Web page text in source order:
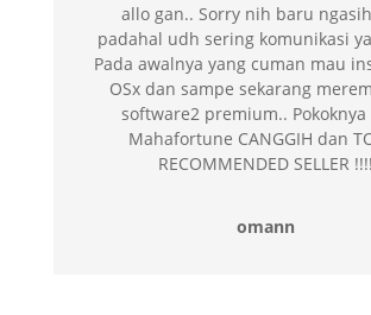
allo gan.. Sorry nih baru
padahal udh sering komunikasi
Pada awalnya yang cuman mau
OSx dan sampe sekarang
software2 premium.. Pokoknya
Mahafortune CANGGIH dan
RECOMMENDED SELLER !!!!
omann